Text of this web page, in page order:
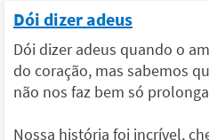
Dói dizer adeus
Dói dizer adeus quando o
do coração, mas sabemos
não nos faz bem só
Nossa história foi incrível,